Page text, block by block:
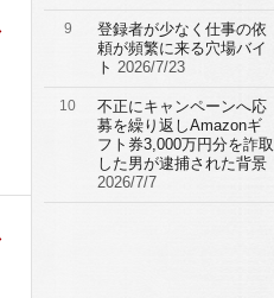
9
登録者が少なく仕事の依
頼が頻繁に来る穴場バイ
ト 2026/7/23
10
不正にキャンペーンへ応
募を繰り返しAmazonギ
フト券3,000万円分を詐取
した男が逮捕された背景
2026/7/7